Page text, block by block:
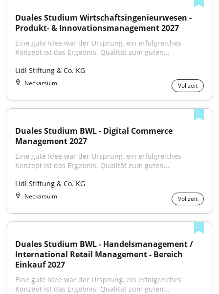
Duales Studium Wirtschaftsingenieurwesen -
Produkt- & Innovationsmanagement 2027
Eine gute Idee war der Ursprung, ein erfolgreiches
Konzept ist das Ergebnis. Qualität zum guten...
Lidl Stiftung & Co. KG
Neckarsulm Vollzeit
Duales Studium BWL - Digital Commerce
Management 2027
Eine gute Idee war der Ursprung, ein erfolgreiches
Konzept ist das Ergebnis. Qualität zum guten...
Lidl Stiftung & Co. KG
Neckarsulm Vollzeit
Duales Studium BWL - Handelsmanagement /
International Retail Management - Bereich
Einkauf 2027
Eine gute Idee war der Ursprung, ein erfolgreiches
Konzept ist das Ergebnis. Qualität zum guten...